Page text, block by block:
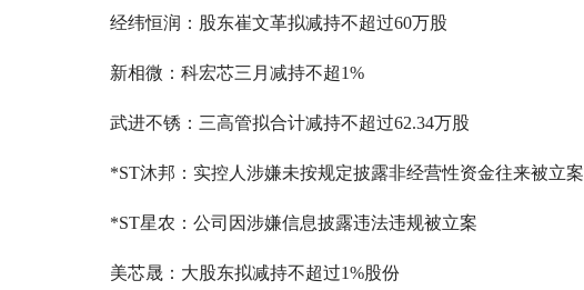
经纬恒润：股东崔文革拟减持不超过60万股
新相微：科宏芯三月减持不超1%
武进不锈：三高管拟合计减持不超过62.34万股
*ST沐邦：实控人涉嫌未按规定披露非经营性资金往来被立案
*ST星农：公司因涉嫌信息披露违法违规被立案
美芯晟：大股东拟减持不超过1%股份